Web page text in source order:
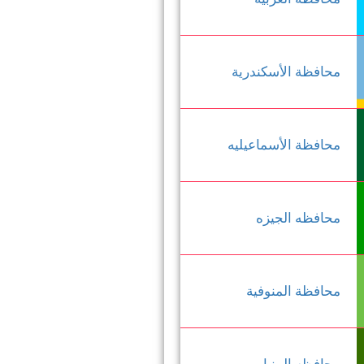
محافظة الأسكندرية
محافظة الأسماعيليه
محافظه الجيزه
محافظة المنوفية